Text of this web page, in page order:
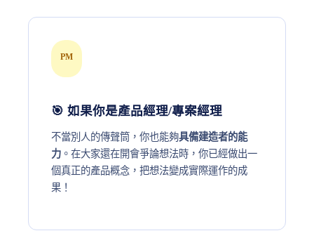
PM
🎯 如果你是產品經理/專案經理
不當別人的傳聲筒，你也能夠具備建造者的能
力 。在大家還在開會爭論想法時，你已經做出一
個真正的產品概念，把想法變成實際運作的成
果！